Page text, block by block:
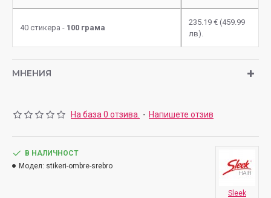
40 стикера - 100 грама
235.19 € (459.99
лв).
МНЕНИЯ
На база 0 отзива. - Напишете отзив
В НАЛИЧНОСТ
Модел: stikeri-ombre-srebro
Sleek